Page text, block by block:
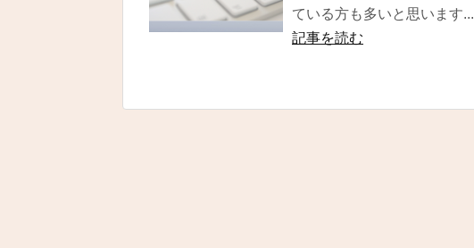
ている方も多いと思います...
記事を読む